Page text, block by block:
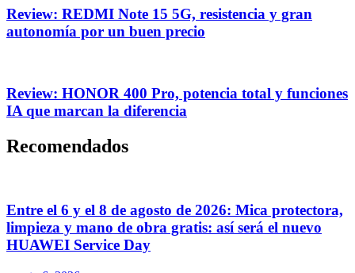
Review: REDMI Note 15 5G, resistencia y gran
autonomía por un buen precio
Review: HONOR 400 Pro, potencia total y funciones
IA que marcan la diferencia
Recomendados
Entre el 6 y el 8 de agosto de 2026: Mica protectora,
limpieza y mano de obra gratis: así será el nuevo
HUAWEI Service Day